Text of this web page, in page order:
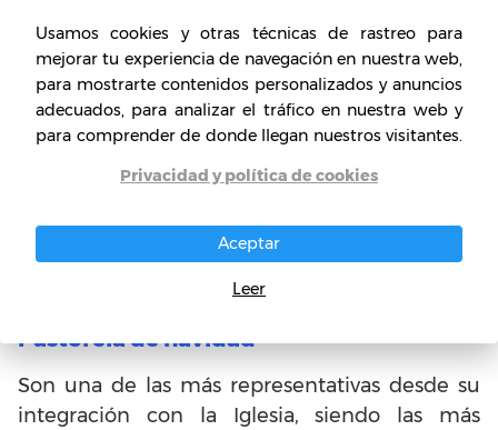
Tipos de pastorela
Debido a la gran evolución que tuvo la
pastorela, es posible identificar varias
modalidades en las que fue usada la
contexto. Así, existen los siguientes tipos de
pastorela:
Pastorela de navidad
Son una de las más representativas desde su
integración con la Iglesia, siendo las más
Usamos cookies y otras técnicas de rastreo para
mejorar tu experiencia de navegación en nuestra web,
para mostrarte contenidos personalizados y anuncios
adecuados, para analizar el tráfico en nuestra web y
para comprender de donde llegan nuestros visitantes.
Privacidad y política de cookies
Aceptar
Leer